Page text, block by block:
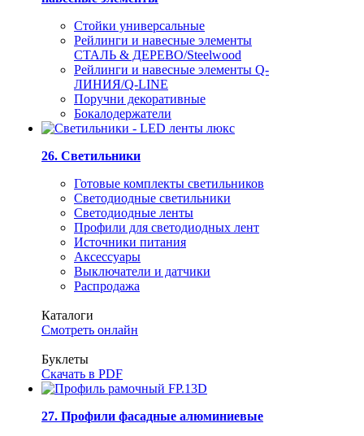
Стойки универсальные
Рейлинги и навесные элементы
СТАЛЬ & ДЕРЕВО/Steelwood
Рейлинги и навесные элементы Q-
ЛИНИЯ/Q-LINE
Поручни декоративные
Бокалодержатели
26. Светильники
Готовые комплекты светильников
Светодиодные светильники
Светодиодные ленты
Профили для светодиодных лент
Источники питания
Аксессуары
Выключатели и датчики
Распродажа
Каталоги
Смотреть онлайн
Буклеты
Скачать в PDF
27. Профили фасадные алюминиевые